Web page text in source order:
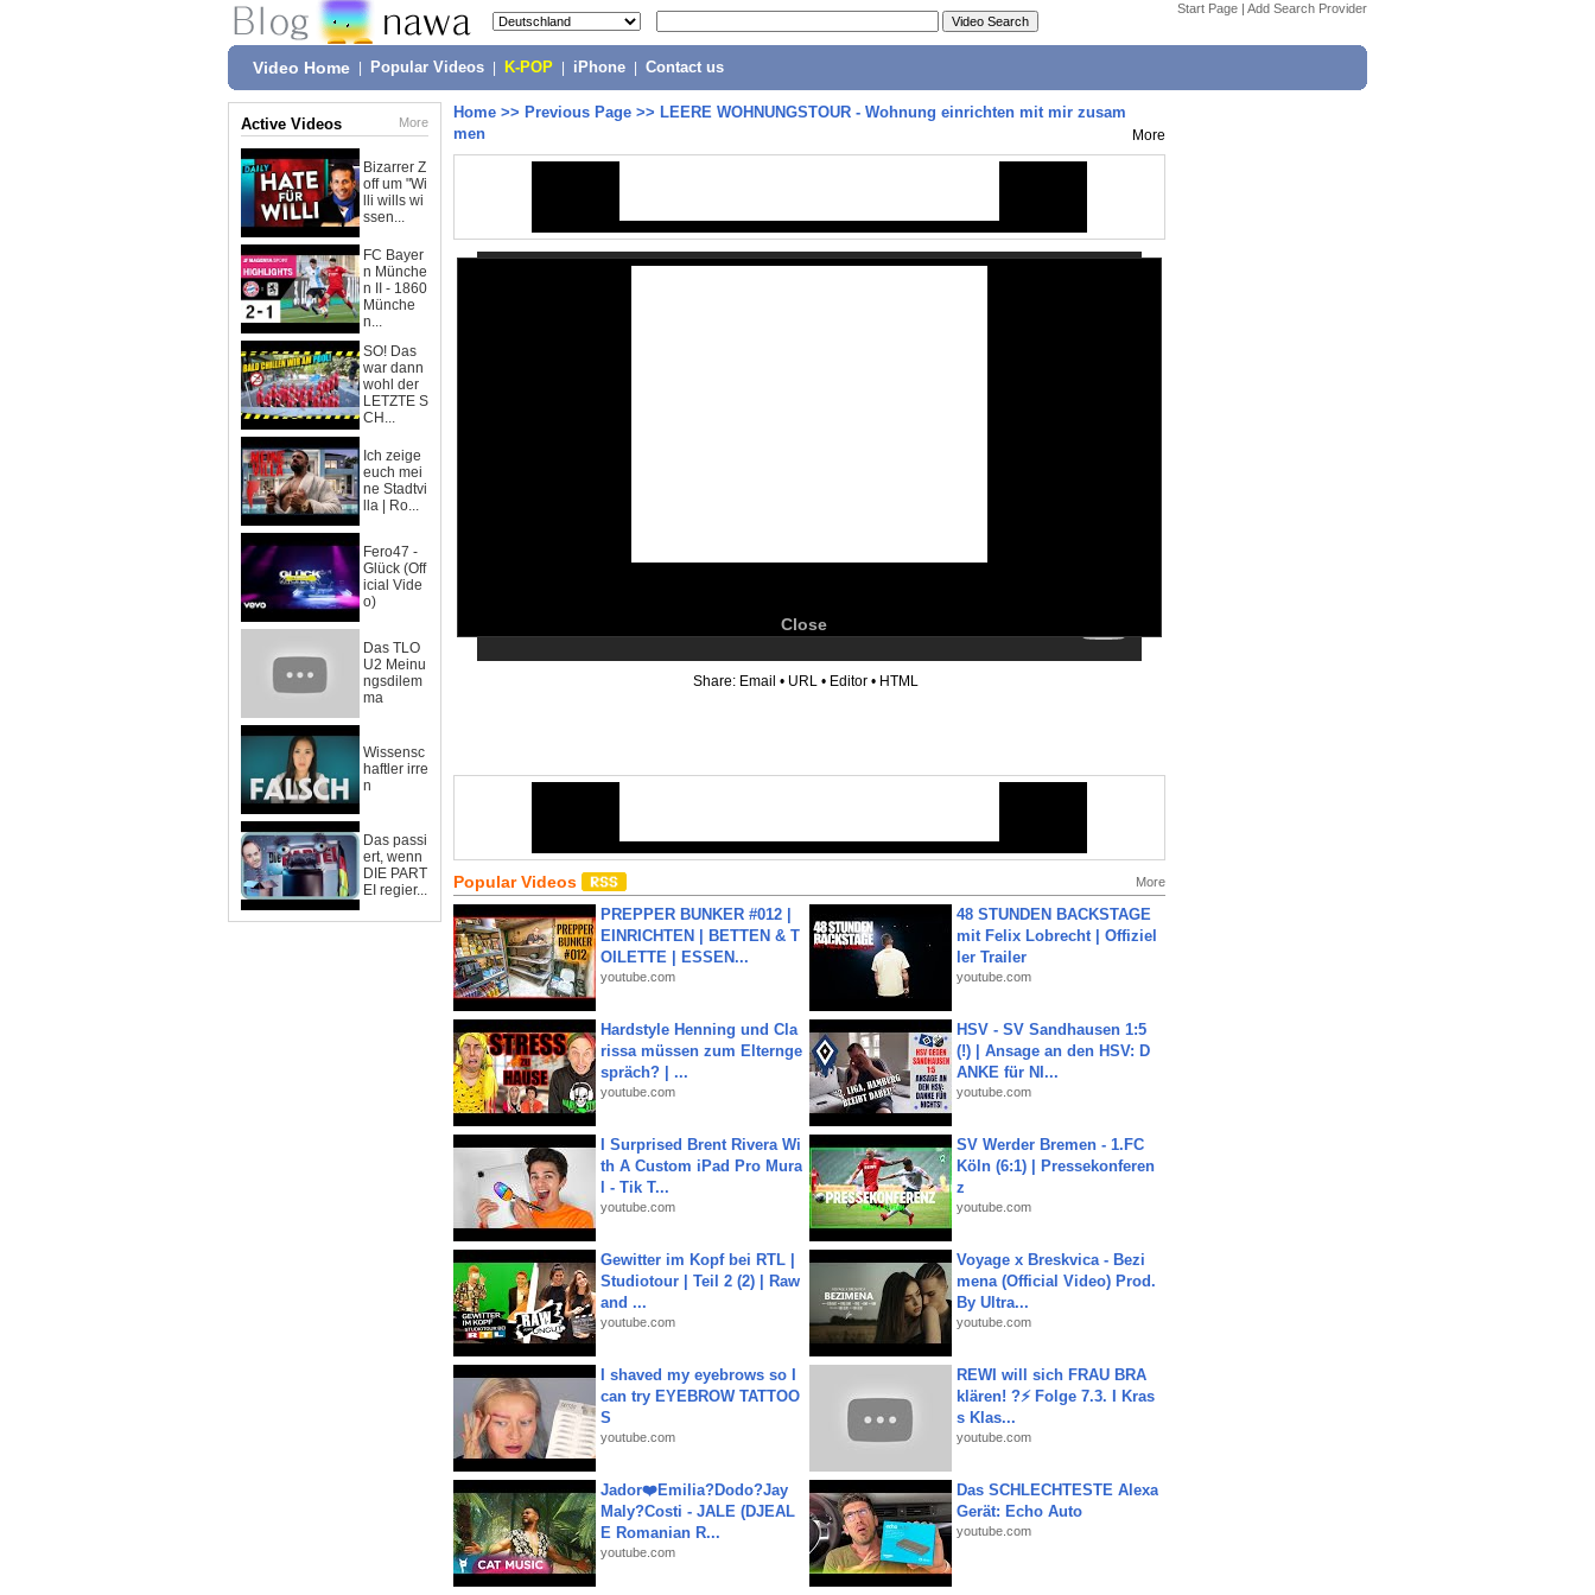
Start Page | Add Search Provider
Video Home Popular Videos K-POP iPhone Contact us
Active Videos More
Bizarrer Z
off um "Wi
lli wills wi
ssen...
FC Bayer
n Münche
n II - 1860
Münche
n...
SO! Das
war dann
wohl der
LETZTE S
CH...
Ich zeige
euch mei
ne Stadtvi
lla | Ro...
Fero47 -
Glück (Off
icial Vide
o)
Das TLO
U2 Meinu
ngsdilem
ma
Wissensc
haftler irre
n
Das passi
ert, wenn
DIE PART
EI regier...
Home >> Previous Page >> LEERE WOHNUNGSTOUR - Wohnung einrichten mit mir zusam
men
More
Close
Share: Email • URL • Editor • HTML
Popular Videos More
PREPPER BUNKER #012 |
EINRICHTEN | BETTEN & T
OILETTE | ESSEN...
youtube.com
48 STUNDEN BACKSTAGE
mit Felix Lobrecht | Offiziel
ler Trailer
youtube.com
Hardstyle Henning und Cla
rissa müssen zum Elternge
spräch? | ...
youtube.com
HSV - SV Sandhausen 1:5
(!) | Ansage an den HSV: D
ANKE für NI...
youtube.com
I Surprised Brent Rivera Wi
th A Custom iPad Pro Mura
l - Tik T...
youtube.com
SV Werder Bremen - 1.FC
Köln (6:1) | Pressekonferen
z
youtube.com
Gewitter im Kopf bei RTL |
Studiotour | Teil 2 (2) | Raw
and ...
youtube.com
Voyage x Breskvica - Bezi
mena (Official Video) Prod.
By Ultra...
youtube.com
I shaved my eyebrows so I
can try EYEBROW TATTOO
S
youtube.com
REWI will sich FRAU BRA
klären! ?⚡️ Folge 7.3. I Kras
s Klas...
youtube.com
Jador❤️Emilia?Dodo?Jay
Maly?Costi - JALE (DJEAL
E Romanian R...
youtube.com
Das SCHLECHTESTE Alexa
Gerät: Echo Auto
youtube.com